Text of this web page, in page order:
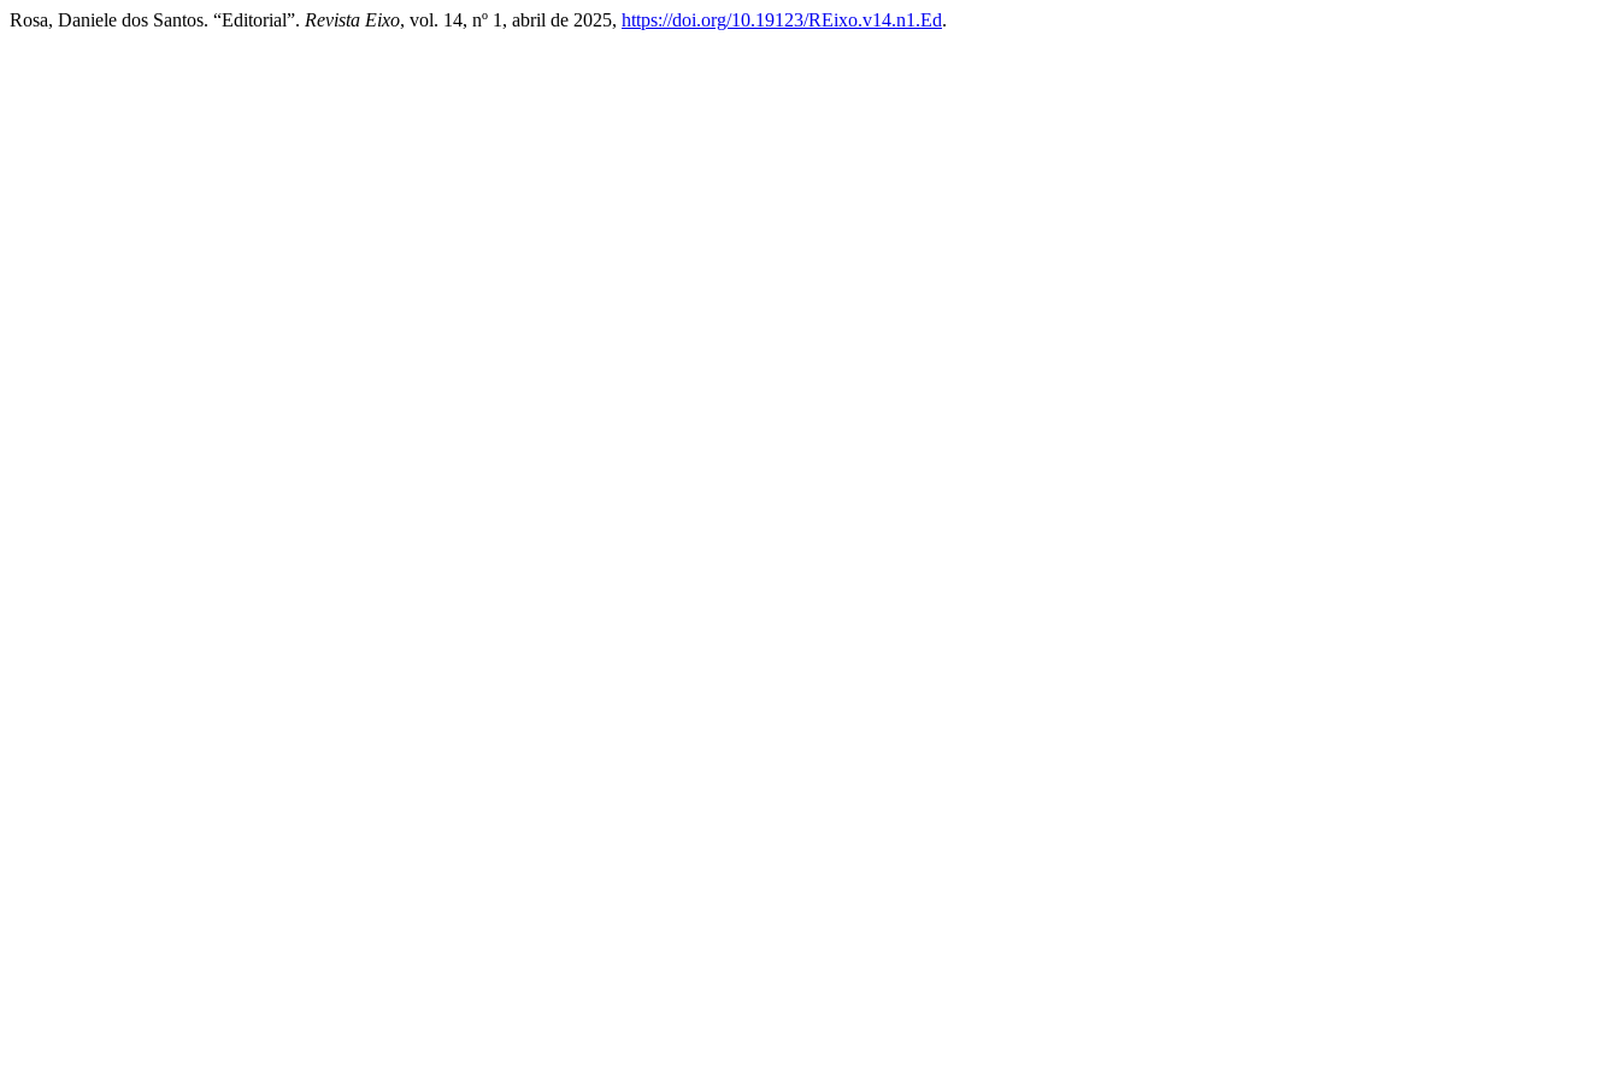
Rosa, Daniele dos Santos. “Editorial”. Revista Eixo, vol. 14, nº 1, abril de 2025, https://doi.org/10.19123/REixo.v14.n1.Ed.